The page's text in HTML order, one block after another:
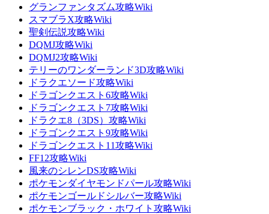
グランファンタズム攻略Wiki
スマブラX攻略Wiki
聖剣伝説攻略Wiki
DQMJ攻略Wiki
DQMJ2攻略Wiki
テリーのワンダーランド3D攻略Wiki
ドラクエソード攻略Wiki
ドラゴンクエスト6攻略Wiki
ドラゴンクエスト7攻略Wiki
ドラクエ8（3DS）攻略Wiki
ドラゴンクエスト9攻略Wiki
ドラゴンクエスト11攻略Wiki
FF12攻略Wiki
風来のシレンDS攻略Wiki
ポケモンダイヤモンドパール攻略Wiki
ポケモンゴールドシルバー攻略Wiki
ポケモンブラック・ホワイト攻略Wiki